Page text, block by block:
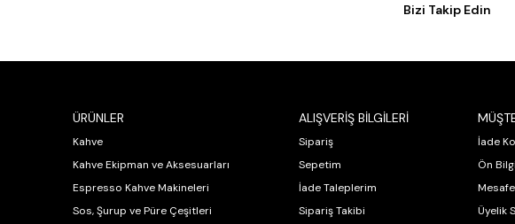
Bizi Takip Edin
ÜRÜNLER
Kahve
Kahve Ekipman ve Aksesuarları
Espresso Kahve Makineleri
Sos, Şurup ve Püre Çeşitleri
ALIŞVERİŞ BİLGİLERİ
Sipariş
Sepetim
İade Taleplerim
Sipariş Takibi
İade
Ön
Üyelik